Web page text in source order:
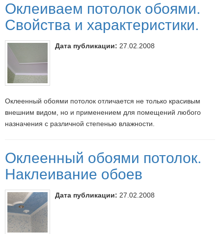
Оклеиваем потолок обоями.
Свойства и характеристики.
Оклеенный обоями потолок отличается не только красивым
внешним видом, но и применением для помещений любого
назначения с различной степенью влажности.
Дата публикации: 27.02.2008
Оклеенный обоями потолок.
Наклеивание обоев
Дата публикации: 27.02.2008